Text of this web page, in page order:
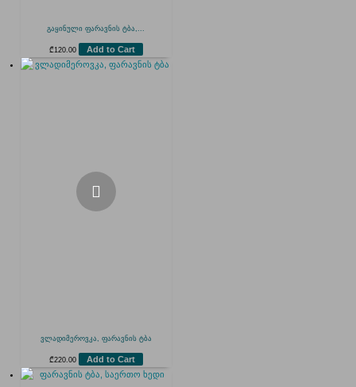
გაყინული ფარავნის ტბა,...
₾ 120.00 Add to Cart
ვლადიმეროვკა, ფარავნის ტბა
₾220.00 Add to Cart